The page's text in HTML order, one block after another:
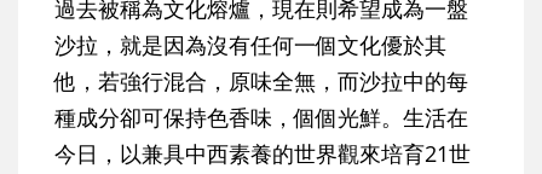
過去被稱為文化熔爐，現在則希望成為一盤
沙拉，就是因為沒有任何一個文化優於其
他，若強行混合，原味全無，而沙拉中的每
種成分卻可保持色香味，個個光鮮。生活在
今日，以兼具中西素養的世界觀來培育21世